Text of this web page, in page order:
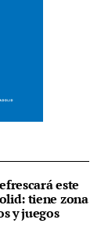
este
tiene zona
y juegos